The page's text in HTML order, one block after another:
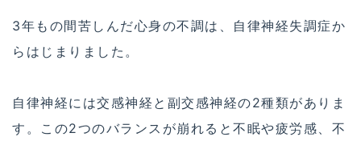
3年もの間苦しんだ心身の不調は、自律神経失調症か
らはじまりました。
自律神経には交感神経と副交感神経の2種類がありま
す。この2つのバランスが崩れると不眠や疲労感、不